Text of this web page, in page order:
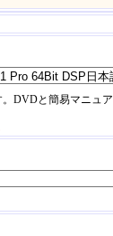
DVDと簡易マニュ